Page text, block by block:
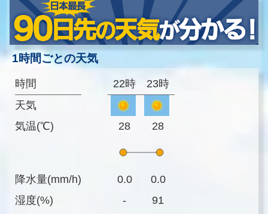
1時間ごとの天気
時間
天気
気温(℃)
降水量(mm/h)
湿度(%)
22時 23時
28 28
0.0
0.0
-
91